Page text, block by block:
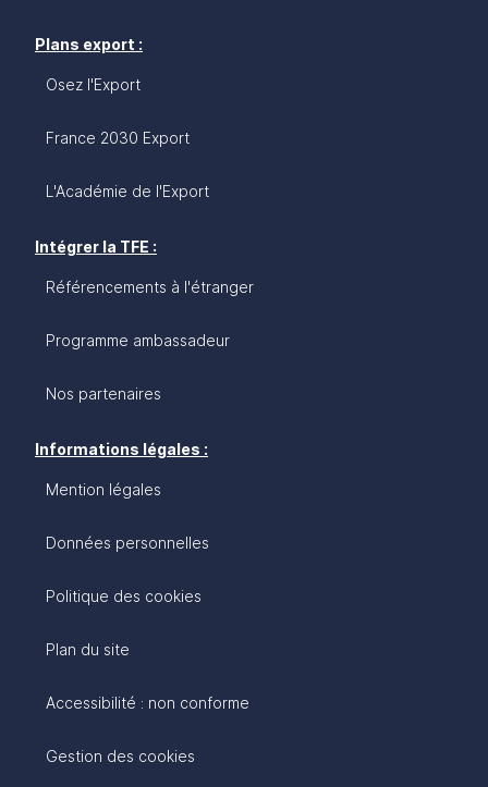
Plans export :
Osez l'Export
France 2030 Export
L'Académie de l'Export
Intégrer la TFE :
Référencements à l'étranger
Programme ambassadeur
Nos partenaires
Informations légales :
Mention légales
Données personnelles
Politique des cookies
Plan du site
Accessibilité : non conforme
Gestion des cookies